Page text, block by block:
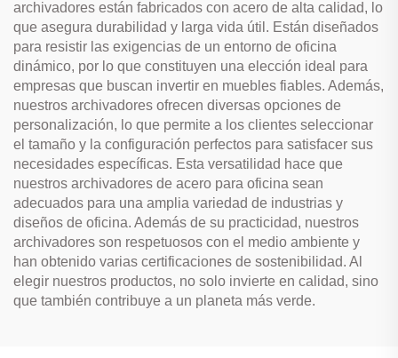
archivadores están fabricados con acero de alta calidad, lo
que asegura durabilidad y larga vida útil. Están diseñados
para resistir las exigencias de un entorno de oficina
dinámico, por lo que constituyen una elección ideal para
empresas que buscan invertir en muebles fiables. Además,
nuestros archivadores ofrecen diversas opciones de
personalización, lo que permite a los clientes seleccionar
el tamaño y la configuración perfectos para satisfacer sus
necesidades específicas. Esta versatilidad hace que
nuestros archivadores de acero para oficina sean
adecuados para una amplia variedad de industrias y
diseños de oficina. Además de su practicidad, nuestros
archivadores son respetuosos con el medio ambiente y
han obtenido varias certificaciones de sostenibilidad. Al
elegir nuestros productos, no solo invierte en calidad, sino
que también contribuye a un planeta más verde.